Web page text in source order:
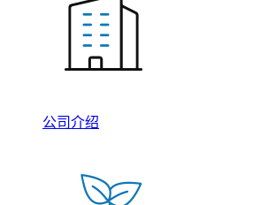
公司介绍